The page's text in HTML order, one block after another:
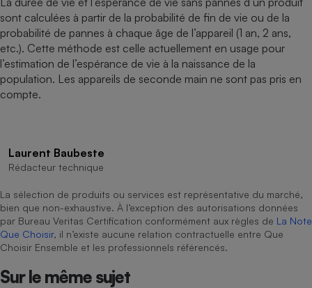
sont calculées à partir de la probabilité de fin de vie ou de la
probabilité de pannes à chaque âge de l’appareil (1 an, 2 ans,
etc.). Cette méthode est celle actuellement en usage pour
l’estimation de l’espérance de vie à la naissance de la
population. Les appareils de seconde main ne sont pas pris en
compte.
Laurent Baubeste
Rédacteur technique
La sélection de produits ou services est représentative du marché,
bien que non-exhaustive. À l’exception des autorisations données
par Bureau Veritas Certification conformément aux règles de La Note
Que Choisir, il n’existe aucune relation contractuelle entre Que
Choisir Ensemble et les professionnels référencés.
Sur le même sujet